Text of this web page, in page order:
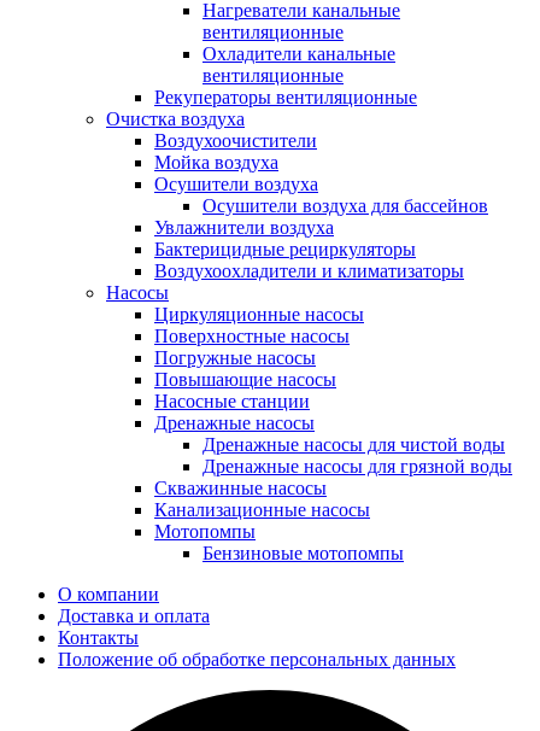
Нагреватели канальные
вентиляционные
Охладители канальные
вентиляционные
Рекуператоры вентиляционные
Очистка воздуха
Воздухоочистители
Мойка воздуха
Осушители воздуха
Осушители воздуха для бассейнов
Увлажнители воздуха
Бактерицидные рециркуляторы
Воздухоохладители и климатизаторы
Насосы
Циркуляционные насосы
Поверхностные насосы
Погружные насосы
Повышающие насосы
Насосные станции
Дренажные насосы
Дренажные насосы для чистой воды
Дренажные насосы для грязной воды
Скважинные насосы
Канализационные насосы
Мотопомпы
Бензиновые мотопомпы
О компании
Доставка и оплата
Контакты
Положение об обработке персональных данных